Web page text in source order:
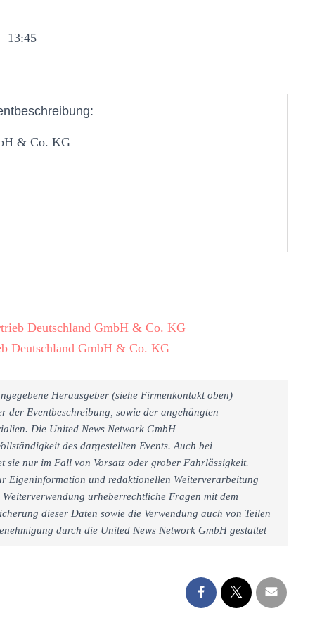
13:45
& Co. KG
Deutschland GmbH & Co. KG
Deutschland GmbH & Co. KG
Herausgeber (siehe Firmenkontakt oben)
Eventbeschreibung, sowie der angehängten
Die United News Network GmbH
des dargestellten Events. Auch bei
sie nur im Fall von Vorsatz oder grober Fahrlässigkeit.
Eigeninformation und redaktionellen Weiterverarbeitung
urheberrechtliche Fragen mit dem
dieser Daten sowie die Verwendung auch von Teilen
durch die United News Network GmbH gestattet